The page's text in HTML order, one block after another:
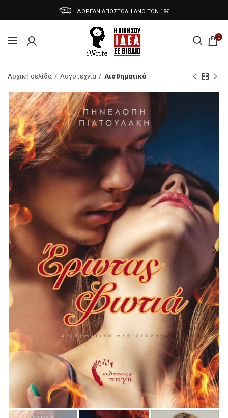
ΔΩΡΕΑΝ ΑΠΟΣΤΟΛΗ ΑΝΩ ΤΩΝ 18€
0
Αρχική σελίδα Λογοτεχνία Αισθηματικό